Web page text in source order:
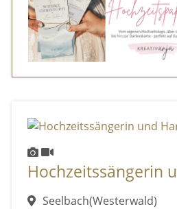
Hochzeitssängerin
Seelbach(Westerwald)